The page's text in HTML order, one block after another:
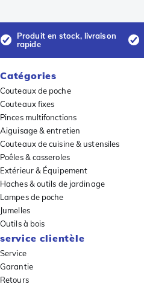
Produit en stock, livraison
rapide
Catégories
Couteaux de poche
Couteaux fixes
Pinces multifonctions
Aiguisage & entretien
Couteaux de cuisine & ustensiles
Poêles & casseroles
Extérieur & Équipement
Haches & outils de jardinage
Lampes de poche
Jumelles
Outils à bois
service clientèle
Service
Garantie
Retours